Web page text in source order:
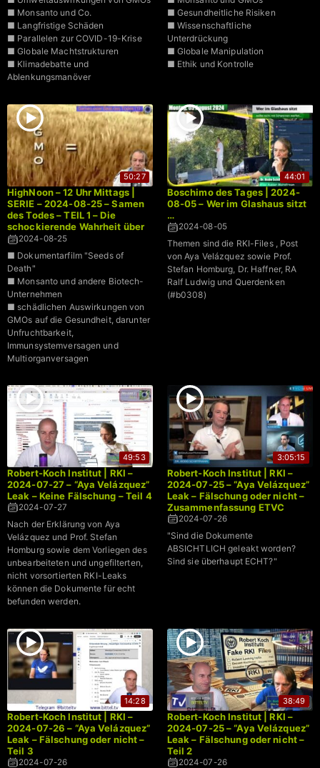
Schiffmann
■ Monsanto und Co.
■ Langfristige Schäden
■ Parallelen zur COVID-19-Krise
■ Globale Machtstrukturen
■ Klimadebatte und
Ablenkungsmanöver
Schiffmann
■ Gesundheitliche Risiken
■ Wissenschaftliche
Unterdrückung
■ Globale Manipulation
■ Ethik und Kontrolle
50:27
HighNoon – 12 Uhr Mittags |
SERIE – 2024-08-25 – Samen
des Todes – TEIL 1 – Die
schockierende Wahrheit über
genetisch modifizierte
Organismen | Dr. Bodo
Schiffmann
2024-08-25
■ Dokumentarfilm "Seeds of
Death"
■ Monsanto und andere Biotech-
Unternehmen
■ schädlichen Auswirkungen von
GMOs auf die Gesundheit, darunter
Unfruchtbarkeit,
Immunsystemversagen und
Multiorganversagen
Lebensmitteln
44:01
Boschimo des Tages | 2024-
08-05 – Wer im Glashaus sitzt
…
2024-08-05
Themen sind die RKI-Files , Post
von Aya Velázquez sowie Prof.
Stefan Homburg, Dr. Haffner, RA
Ralf Ludwig und Querdenken
(#b0308)
49:53
Robert-Koch Institut | RKI –
2024-07-27 – “Aya Velázquez”
Leak – Keine Fälschung – Teil 4
2024-07-27
Nach der Erklärung von Aya
Velázquez und Prof. Stefan
Homburg sowie dem Vorliegen des
unbearbeiteten und ungefilterten,
nicht vorsortierten RKI-Leaks
können die Dokumente für echt
befunden werden.
3:05:15
Robert-Koch Institut | RKI –
2024-07-25 – “Aya Velázquez”
Leak – Fälschung oder nicht –
Zusammenfassung ETVC
2024-07-26
"Sind die Dokumente
ABSICHTLICH geleakt worden?
Sind sie überhaupt ECHT?"
14:28
Robert-Koch Institut | RKI –
2024-07-26 – “Aya Velázquez”
Leak – Fälschung oder nicht –
Teil 3
2024-07-26
38:49
Robert-Koch Institut | RKI –
2024-07-25 – “Aya Velázquez”
Leak – Fälschung oder nicht –
Teil 2
2024-07-26